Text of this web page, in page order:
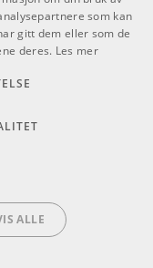
AudioFuse X8-som kan
gitt dem eller som de
deres. Les mer
ALLE